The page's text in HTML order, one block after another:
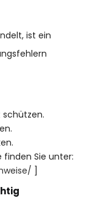
ist ein
schützen.
Sie unter:
]